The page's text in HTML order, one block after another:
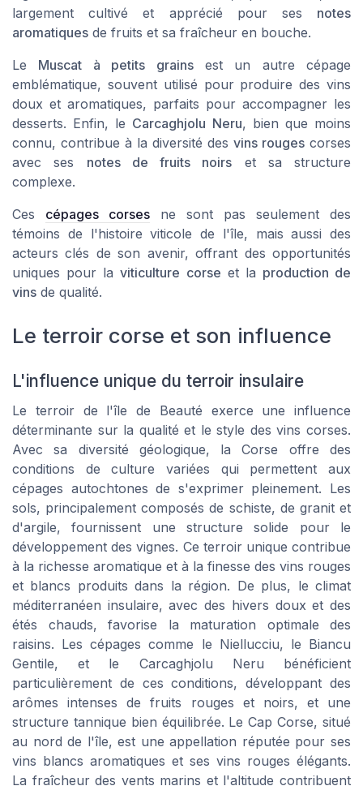
largement cultivé et apprécié pour ses notes
aromatiques de fruits et sa fraîcheur en bouche.
Le Muscat à petits grainsest un autre cépage
emblématique, souvent utilisé pour produire des vins
doux et aromatiques, parfaits pour accompagner les
desserts. Enfin, le Carcaghjolu Neru, bien que moins
connu, contribue à la diversité des vins rouges corses
avec ses notes de fruits noirs et sa structure
complexe.
Ces cépages corses ne sont pas seulement des
témoins de l'histoire viticole de l'île, mais aussi des
acteurs clés de son avenir, offrant des opportunités
uniques pour laviticulture corse et la production de
vins de qualité.
Le terroir corse et son influence
L'influence unique du terroir insulaire
Le terroir de l'île de Beauté exerce une influence
déterminante sur la qualité et le style des vins corses.
Avec sa diversité géologique, la Corse offre des
conditions de culture variées qui permettent aux
cépages autochtones de s'exprimer pleinement. Les
sols, principalement composés de schiste, de granit et
d'argile, fournissent une structure solide pour le
développement des vignes. Ce terroir unique contribue
à la richesse aromatique et à la finesse des vins rouges
et blancs produits dans la région. De plus, le climat
méditerranéen insulaire, avec des hivers doux et des
étés chauds, favorise la maturation optimale des
raisins. Les cépages comme le Niellucciu, le Biancu
Gentile, et le Carcaghjolu Neru bénéficient
particulièrement de ces conditions, développant des
arômes intenses de fruits rouges et noirs, et une
structure tannique bien équilibrée. Le Cap Corse, situé
au nord de l'île, est une appellation réputée pour ses
vins blancs aromatiques et ses vins rouges élégants.
La fraîcheur des vents marins et l'altitude contribuent